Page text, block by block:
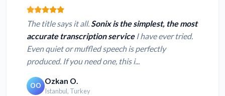
The title says it all.Sonix is the simplest, the most
accurate transcription serviceI have ever tried.
Even quiet or muffled speech is perfectly
produced. If you need one, this i...
OO Ozkan O.
Istanbul, Turkey